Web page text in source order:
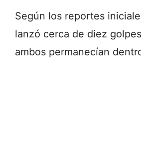
Según los reportes
lanzó cerca de diez
ambos permanecían